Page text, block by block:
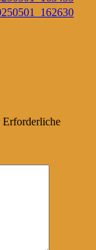
Erforderliche